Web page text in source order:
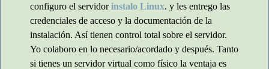
configuro el servidorinstalo Linux. y les entrego las
credenciales de acceso y la documentación de la
instalación. Así tienen control total sobre el servidor.
Yo colaboro en lo necesario/acordado y después. Tanto
si tienes un servidor virtual como físico la ventaja es